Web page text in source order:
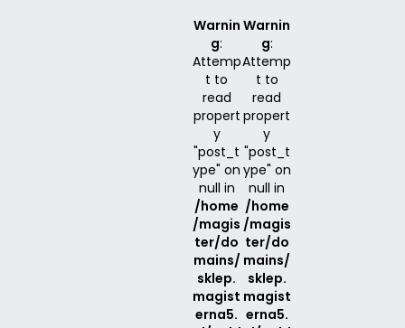
Warnin
g:
Attemp
t to
read
propert
y
"post_t
ype" on
null in
/home
/magis
ter/do
mains/
sklep.
magist
erna5.
Warnin
g:
Attemp
t to
read
propert
y
"post_t
ype" on
null in
/home
/magis
ter/do
mains/
sklep.
magist
erna5.